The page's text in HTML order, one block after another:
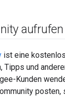
aufrufen
ist eine
Tipps und
Kunden